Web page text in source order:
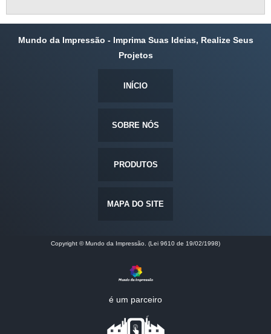
Mundo da Impressão - Imprima Suas Ideias, Realize Seus
Projetos
INÍCIO
SOBRE NÓS
PRODUTOS
MAPA DO SITE
Copyright © Mundo da Impressão. (Lei 9610 de 19/02/1998)
é um parceiro